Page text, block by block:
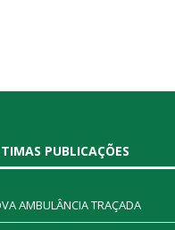
PUBLICAÇÕES
AMBULÂNCIA TRAÇADA